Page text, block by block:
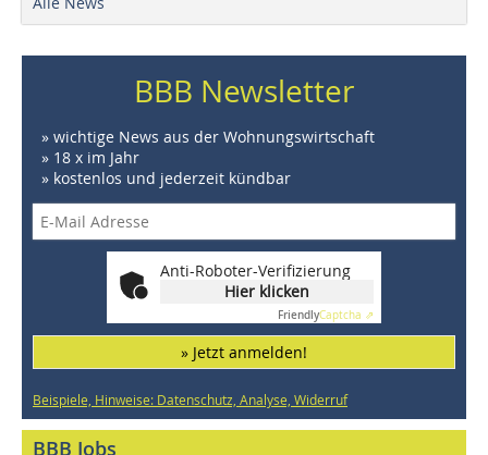
BBB Newsletter
» wichtige News aus der Wohnungswirtschaft
» 18 x im Jahr
» kostenlos und jederzeit kündbar
Anti-Roboter-Verifizierung
Hier klicken
FriendlyCaptcha ⇗
» Jetzt anmelden!
Beispiele, Hinweise: Datenschutz, Analyse, Widerruf
BBB Jobs